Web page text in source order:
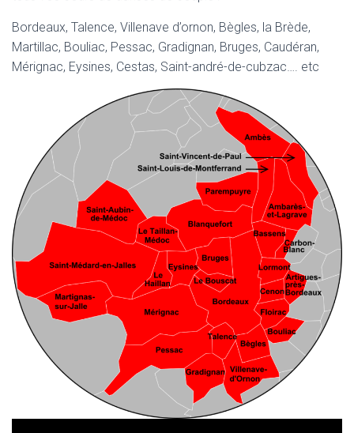
Bordeaux, Talence, Villenave d’ornon, Bègles, la Brède,
Martillac, Bouliac, Pessac, Gradignan, Bruges, Caudéran,
Mérignac, Eysines, Cestas, Saint-andré-de-cubzac…. etc